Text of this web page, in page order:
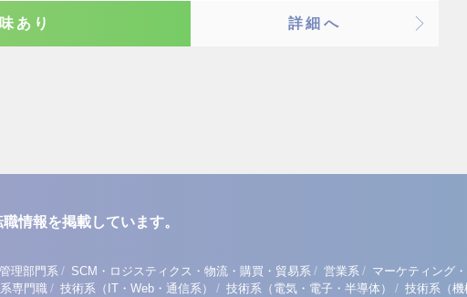
あり 詳細へ
情報を掲載しています。
管理部門系 / SCM・ロジスティクス・物流・購買・貿易系 / 営業系 / マーケティング
専門職 / 技術系（IT・Web・通信系） / 技術系（電気・電子・半導体） / 技術系（機